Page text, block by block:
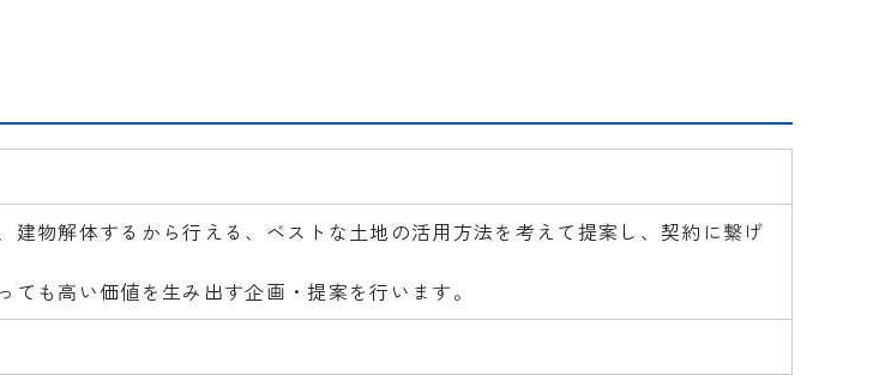
建物解体するから行える、ベストな土地の活用方法を考えて提案し、契約に繋げ
ても高い価値を生み出す企画・提案を行います。